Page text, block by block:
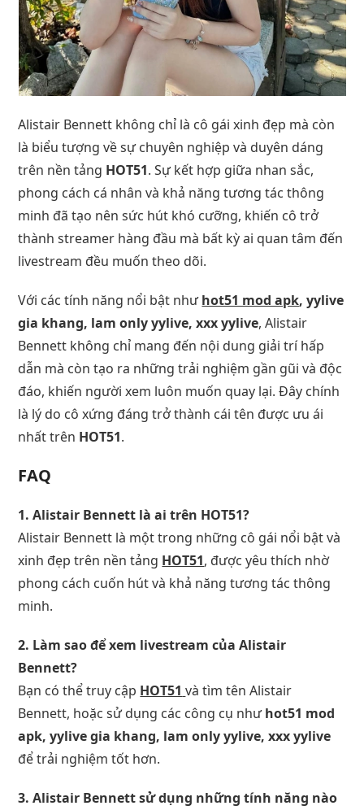
Alistair Bennett không chỉ là cô gái xinh đẹp mà còn
là biểu tượng về sự chuyên nghiệp và duyên dáng
trên nền tảng HOT51. Sự kết hợp giữa nhan sắc,
phong cách cá nhân và khả năng tương tác thông
minh đã tạo nên sức hút khó cưỡng, khiến cô trở
thành streamer hàng đầu mà bất kỳ ai quan tâm đến
livestream đều muốn theo dõi.
Với các tính năng nổi bật nhưhot51 mod apk, yylive
gia khang, lam only yylive, xxx yylive, Alistair
Bennett không chỉ mang đến nội dung giải trí hấp
dẫn mà còn tạo ra những trải nghiệm gần gũi và độc
đáo, khiến người xem luôn muốn quay lại. Đây chính
là lý do cô xứng đáng trở thành cái tên được ưu ái
nhất trên HOT51.
FAQ
1. Alistair Bennett là ai trên HOT51?
Alistair Bennett là một trong những cô gái nổi bật và
xinh đẹp trên nền tảng HOT51, được yêu thích nhờ
phong cách cuốn hút và khả năng tương tác thông
minh.
2. Làm sao để xem livestream của Alistair
Bennett?
Bạn có thể truy cập HOT51 và tìm tên Alistair
Bennett, hoặc sử dụng các công cụ nhưhot51 mod
apk, yylive gia khang, lam only yylive, xxx yylive
để trải nghiệm tốt hơn.
3. Alistair Bennett sử dụng những tính năng nào